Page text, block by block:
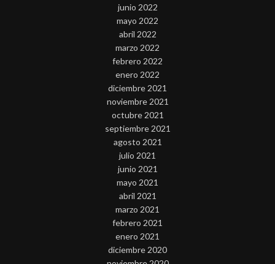
junio 2022
mayo 2022
abril 2022
marzo 2022
febrero 2022
enero 2022
diciembre 2021
noviembre 2021
octubre 2021
septiembre 2021
agosto 2021
julio 2021
junio 2021
mayo 2021
abril 2021
marzo 2021
febrero 2021
enero 2021
diciembre 2020